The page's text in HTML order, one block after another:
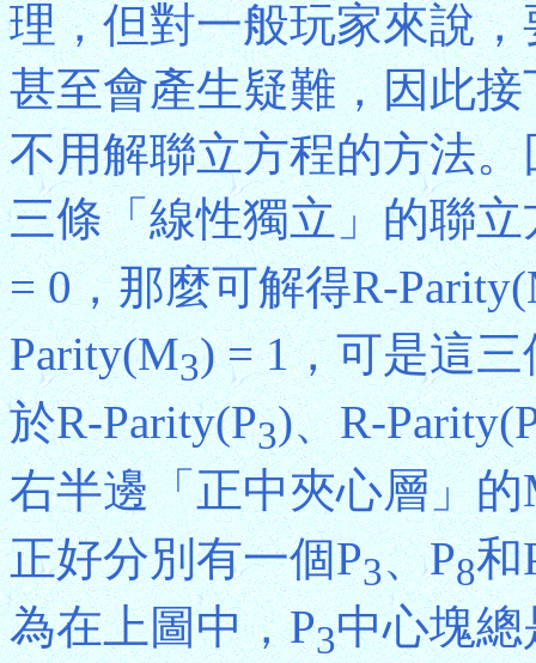
理，但對一般玩家來說
甚至會產生疑難，因此
不用解聯立方程的方法
三條「線性獨立」的聯
= 0，那麼可解得R-
Parity(M3) = 1，可是這
於R-Parity(P3)、R-
右半邊「正中夾心層」的
正好分別有一個P3、P8和
為在上圖中，P3中心塊